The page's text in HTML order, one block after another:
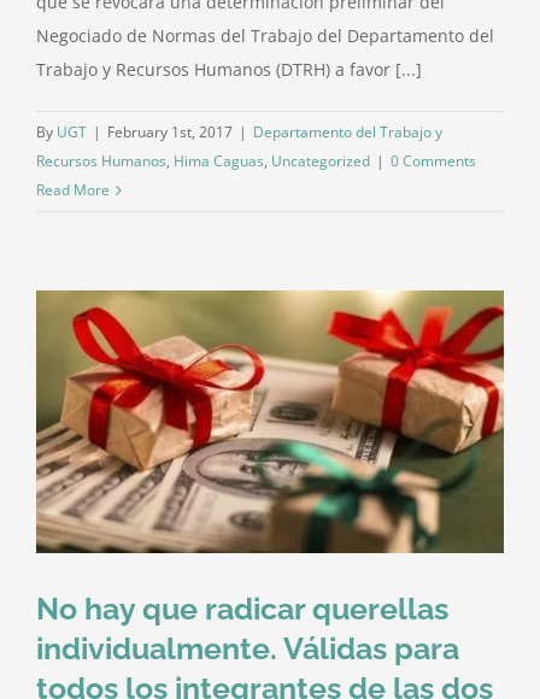
Negociado de Normas del Trabajo del Departamento del
Trabajo y Recursos Humanos (DTRH) a favor [...]
By UGT | February 1st, 2017 | Departamento del Trabajo y
Recursos Humanos, Hima Caguas, Uncategorized | 0 Comments
Read More
No hay que radicar querellas
individualmente. Válidas para
todos los integrantes de las dos